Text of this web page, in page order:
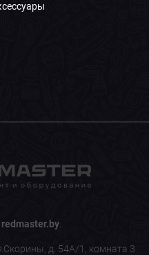
redmaster.by.
д. 54А/1, комната 3